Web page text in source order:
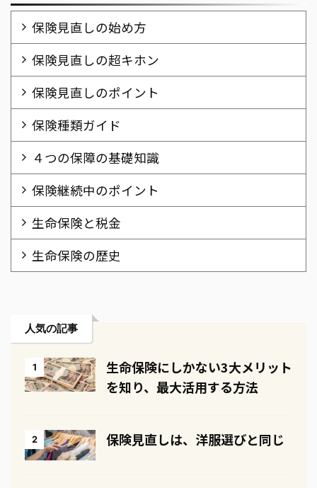
保険見直しの始め方
保険見直しの超キホン
保険見直しのポイント
保険種類ガイド
４つの保障の基礎知識
保険継続中のポイント
生命保険と税金
生命保険の歴史
人気の記事
1
生命保険にしかない3大メリット
を知り、最大活用する方法
2 保険見直しは、洋服選びと同じ